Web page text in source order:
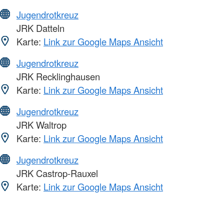
Jugendrotkreuz
JRK Datteln
Karte: Link zur Google Maps Ansicht
Jugendrotkreuz
JRK Recklinghausen
Karte: Link zur Google Maps Ansicht
Jugendrotkreuz
JRK Waltrop
Karte: Link zur Google Maps Ansicht
Jugendrotkreuz
JRK Castrop-Rauxel
Karte: Link zur Google Maps Ansicht